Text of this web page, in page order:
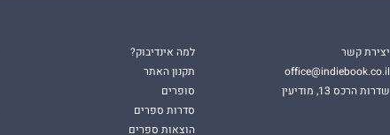
יצירת קשר
office@indiebook.co.il
שדרות הרכס 13, מודיעין
למה אינדיבוק?
תקנון האתר
סופרים
סדרות ספרים
הוצאות ספרים